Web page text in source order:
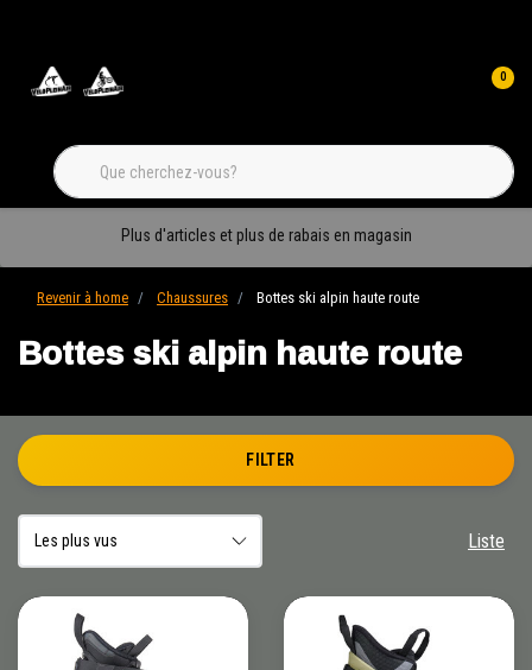
0
Plus d'articles et plus de rabais en magasin
Revenir à home Chaussures Bottes ski alpin haute route
Bottes ski alpin haute route
FILTER
Liste